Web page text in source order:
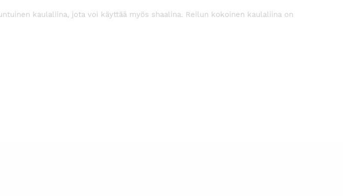
kaulaliina, jota voi käyttää myös shaalina. Reilun kokoinen kaulaliina on